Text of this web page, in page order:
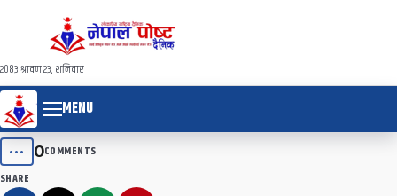
२०८३ श्रावण २३, शनिवार
MENU
••• 0COMMENTS
SHARE